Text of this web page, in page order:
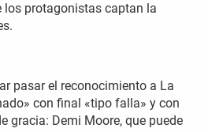
los protagonistas captan la
pasar el reconocimiento a La
con final «tipo falla» y con
gracia: Demi Moore, que puede